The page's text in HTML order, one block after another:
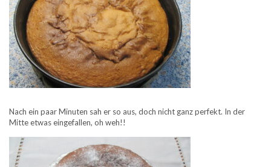
Nach ein paar Minuten sah er so aus, doch nicht ganz perfekt. In der
Mitte etwas eingefallen, oh weh!!